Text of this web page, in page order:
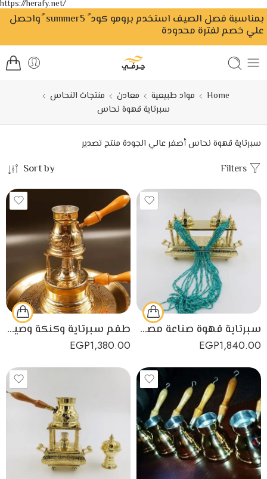
https://herafy.net/
بمناسبة فصل الصيف استخدم برومو كود ً summer5 ًواحصل
علي خصم لفترة محدودة
Home مواد طبيعية معادن
منتجات النحاس
سبرتاية قهوة نحاس
سبرتاية قهوة نحاس أصفر عالي الجودة منتج تصدير
Sort by
سبرتاية قهوة صناعة مصرية من النحاس الأصفر عالي الجودة
EGP1,840.00
طقم سبرتاية وكنكة وصينية صناعة يدوية مصرية من النحاس الأصفر
EGP1,380.00